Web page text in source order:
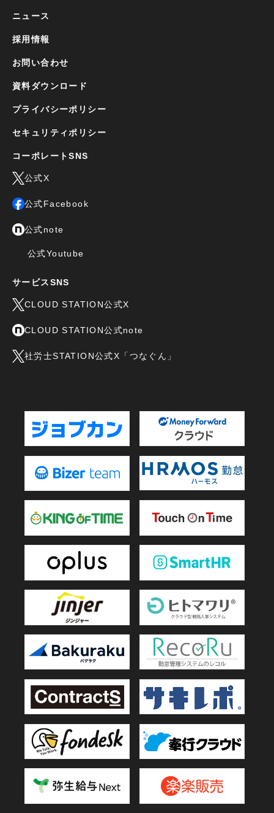
ニュース
採用情報
お問い合わせ
資料ダウンロード
プライバシーポリシー
セキュリティポリシー
コーポレートSNS
公式X
公式Facebook
公式note
公式Youtube
サービスSNS
CLOUD STATION公式X
CLOUD STATION公式note
社労士STATION公式X「つなぐん」